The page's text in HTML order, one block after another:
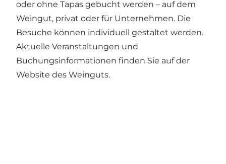
oder ohne Tapas gebucht werden – auf dem
Weingut, privat oder für Unternehmen. Die
Besuche können individuell gestaltet werden.
Aktuelle Veranstaltungen und
Buchungsinformationen finden Sie aufder
Website des Weinguts.